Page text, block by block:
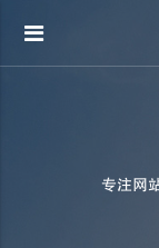
专注网